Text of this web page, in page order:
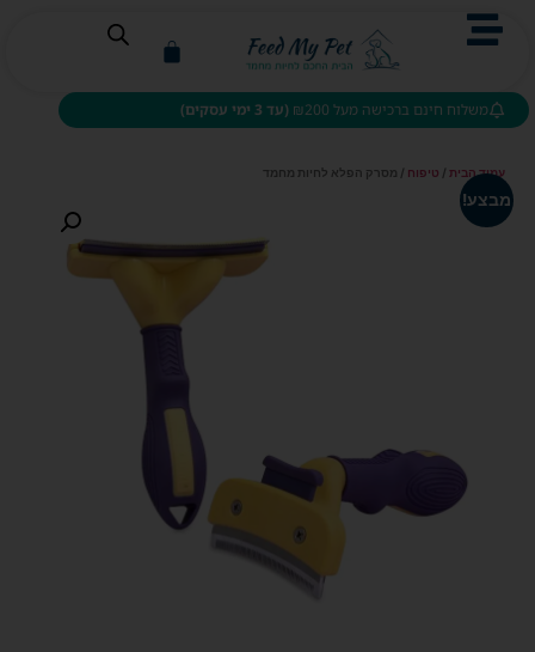
משלוח חינם ברכישה מעל ₪200 (עד 3 ימי עסקים)
עמוד הבית / טיפוח / מסרק הפלא לחיות מחמד
מבצע!